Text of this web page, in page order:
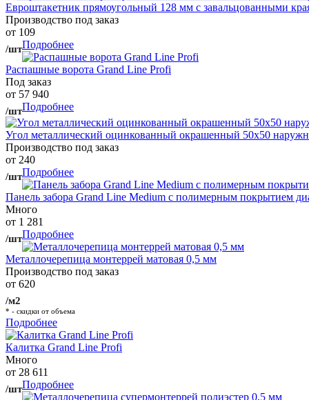
Евроштакетник прямоугольный 128 мм с завальцованными
Производство под заказ
от 109
/штПодробнее
Распашные ворота Grand Line Profi
Под заказ
от 57 940
/штПодробнее
Угол металлический оцинкованный окрашенный 50х50
Производство под заказ
от 240
/штПодробнее
Панель забора Grand Line Medium с полимерным покрытием
Много
от 1 281
/штПодробнее
Металлочерепица монтеррей матовая 0,5 мм
Производство под заказ
от 620
/м2
* - скидки от объема
Подробнее
Калитка Grand Line Profi
Много
от 28 611
/штПодробнее